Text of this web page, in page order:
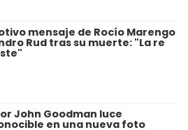
mensaje de Rocío Marengo
Rud tras su muerte: "La re
John Goodman luce
en una nueva foto